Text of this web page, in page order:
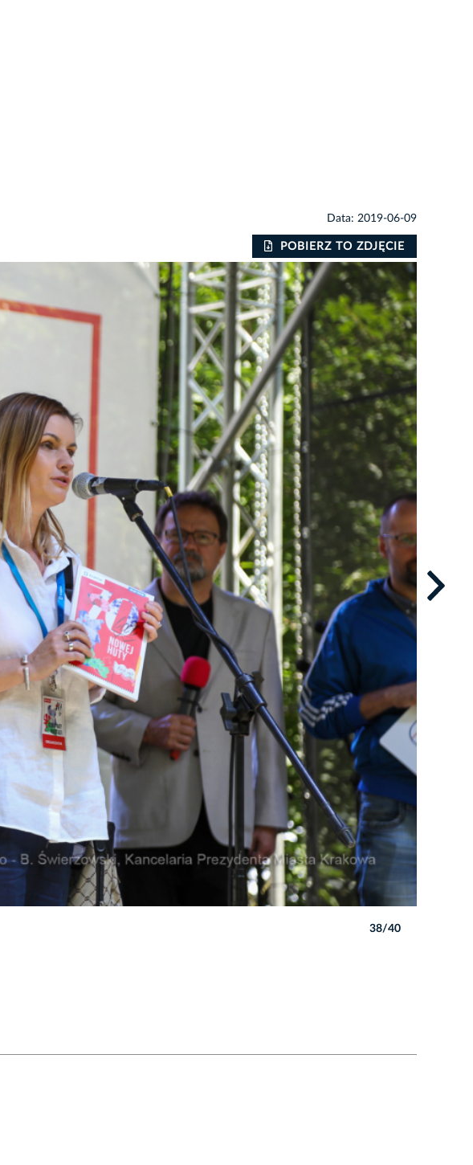
Data: 2019-06-09
POBIERZ TO ZDJĘCIE
38/40